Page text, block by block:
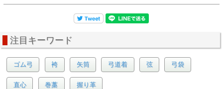
注目キーワード
ゴム弓 袴 矢筒 弓道着 弦 弓袋
直心 巻藁 握り革